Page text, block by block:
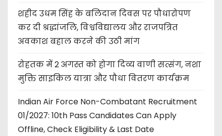
शहीद उधम सिंह के बलिदान दिवस पर पौधारोपण
कर दी श्रद्धांजलि, विश्वविद्यालय और राजपत्रित
अवकाश बहाल करने की उठी मांग
रोहतक में 2 अगस्त को होगा दिव्य वाणी सत्संग, नशा
मुक्ति साइकिल यात्रा और पौधा वितरण कार्यक्रम
Indian Air Force Non-Combatant Recruitment
01/2027: 10th Pass Candidates Can Apply
Offline, Check Eligibility & Last Date